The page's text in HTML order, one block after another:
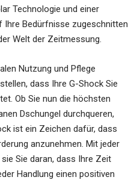
Technologie und einer
Ihre Bedürfnisse zugeschnitten
Welt der Zeitmessung.
Nutzung und Pflege
dass Ihre G-Shock Sie
Ob Sie nun die höchsten
Dschungel durchqueren,
ist ein Zeichen dafür, dass
anzunehmen. Mit jeder
Sie daran, dass Ihre Zeit
Handlung einen positiven